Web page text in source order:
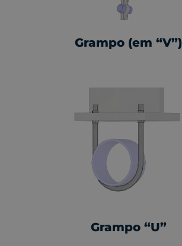
Grampo (em “V”)
Grampo “U”